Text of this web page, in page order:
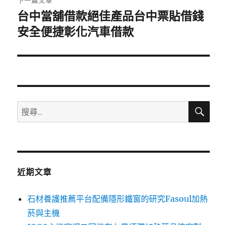
下
一
文
台中當舖借款絕佳產品台中票貼借錢
安全便捷彰化汽車借款
搜
尋
鍵
搜
近期文章
石材養護推薦平台配備隱形鐵窗的研究Fasoul加熱
菸與主機